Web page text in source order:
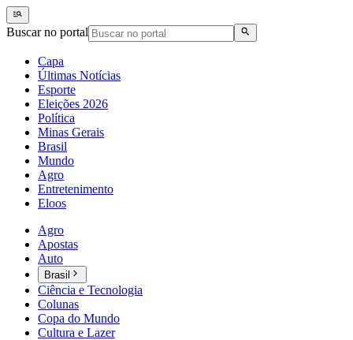
Buscar no portal
Capa
Últimas Notícias
Esporte
Eleições 2026
Política
Minas Gerais
Brasil
Mundo
Agro
Entretenimento
Eloos
Agro
Apostas
Auto
Brasil
Ciência e Tecnologia
Colunas
Copa do Mundo
Cultura e Lazer